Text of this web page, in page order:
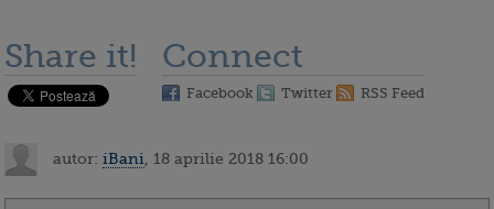
Share it! Connect
Facebook Twitter RSS Feed
autor: iBani , 18 aprilie 2018 16:00